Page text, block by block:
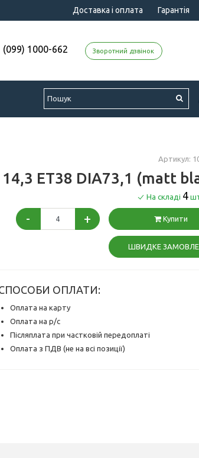
Доставка і оплата Гарантія
(099) 1000-662 Зворотний дзвінок
Артикул:
ET38 DIA73,1 (matt
- +
На складі 4
Купити
ШВИДКЕ
ОПЛАТИ:
Оплата на карту
Оплата на р/с
Післяплата при частковій передоплаті
Оплата з ПДВ (не на всі позиції)